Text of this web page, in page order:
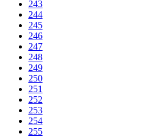
243
244
245
246
247
248
249
250
251
252
253
254
255